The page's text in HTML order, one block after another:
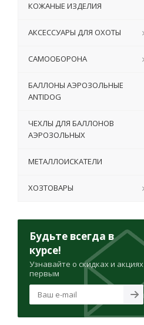
КОЖАНЫЕ ИЗДЕЛИЯ
АКСЕССУАРЫ ДЛЯ ОХОТЫ
САМООБОРОНА
БАЛЛОНЫ АЭРОЗОЛЬНЫЕ
ANTIDOG
ЧЕХЛЫ ДЛЯ БАЛЛОНОВ
АЭРОЗОЛЬНЫХ
МЕТАЛЛОИСКАТЕЛИ
ХОЗТОВАРЫ
Будьте всегда в
курсе!
Узнавайте о скидках и акциях
первым